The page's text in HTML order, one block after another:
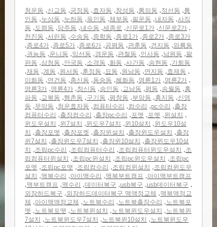
청운동 ,신교동 ,궁정동 ,효자동 ,창성동 ,통의동 ,적선동 ,통
인동 ,누상동 ,누하동 ,옥인동 ,체부동 ,필운동 ,내자동 ,사직
동 ,도렴동 ,당주동 ,내수동 ,세종로 ,신문로1가 ,신문로2가 ,
천진동 ,서린동 ,수송동 ,중학동 ,종로1가 ,종로2가 ,종로3가
,종로4가 ,종로5가 ,종로6가 ,공평동 ,관훈동 ,견지동 ,와룡동
,권농동 ,운니동 ,익선동 ,경운동 ,관철동 ,인사동 ,낙원동 ,팔
판동 ,삼청동 ,안국동 ,소격동 ,화동 ,사간동 ,송현동 ,가회동
,재동 ,계동 ,원서동 ,훈정동 ,묘동 ,원남동 ,연지동 ,효제동 ,
이화동 ,연건동 ,충신동 ,동숭동 ,혜화동 ,명륜1가 ,명륜2가 ,
명륜3가 ,명륜4가 ,창신동 ,숭인동 ,교남동 ,평동 ,송월동 ,홍
파동 ,교북동 ,행촌동 ,구기동 ,평창동 ,부암동 ,홍지동 ,신영
동 ,무악동 ,청운효자동 ,컴퓨터수리 ,컴수리 ,pc수리 ,출장
컴퓨터수리 ,출장컴수리 ,출장pc수리 ,포맷 ,포멧 ,윈설치 ,
윈도우설치 ,윈7설치 ,윈도우7설치 ,윈10설치 ,윈도우10설
치 ,출장포맷 ,출장포켓 ,출장윈설치 ,출장윈도우설치 ,출장
윈7설치 ,출장윈도우7설치 ,출장윈10설치 ,출장윈도우10설
치 ,조립pc수리 ,조립컴퓨터수리 ,조립컴퓨터윈도우설치 ,조
립컴퓨터윈설치 ,조립pc윈설치 ,조립pc윈도우설치 ,조립pc
포멧 ,조립pc포맷 ,조립컴수리 ,조립컴윈설치 ,조립컴윈도우
설치 ,맥북수리 ,아이맥수리 ,맥북부트캠프 ,아이맥부트캠프
,맥부트캠프 ,맥수리 ,데이터복구 ,usb복구 ,usb데이터복구 ,
외장하드복구 ,외장하드데이터복구 맥액정교체 ,맥북액정교
체 ,아이맥액정교체 ,노트북수리 ,노트북출장수리 ,노트북포
멧 ,노트북포맷 ,노트북윈설치 ,노트북윈도우설치 ,노트북윈
7설치 ,노트북윈도우7설치 ,노트북윈10설치 ,노트북윈도우